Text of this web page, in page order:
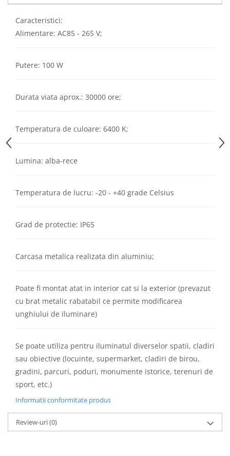
Gama Legrand Niloe
Panasonic Arkedia Slim
Aparataj Modular
Bticino AXOLUTE AIR
Legrand Mosaic
Doze de Pardoseala Universale
Iluminat Interior
Spoturi LED
Lampi de Birou
Lustre
Iluminat baie
Becuri și surse LED
Sine magnetice
Iluminat Exterior
Proiectoare LED
Aplice de Exterior
Lampi de Gradina
Spoturi Exterior Incastrabile
Lampi Solare
Caracteristici:
Alimentare: AC85 - 265 V;
Putere: 100 W
Durata viata aprox.: 30000 ore;
Temperatura de culoare: 6400 K;
Lumina: alba-rece
Temperatura de lucru: -20 - +40 grade Celsius
Grad de protectie: IP65
Carcasa metalica realizata din aluminiu;
Poate fi montat atat in interior cat si la exterior (prevazut
cu brat metalic rabatabil ce permite modificarea
unghiului de iluminare)
Se poate utiliza pentru iluminatul diverselor spatii, cladiri
sau obiective (locuinte, supermarket, cladiri de birou,
gradini, parcuri, poduri, monumente istorice, terenuri de
sport, etc.)
Informatii conformitate produs
Review-uri(0)